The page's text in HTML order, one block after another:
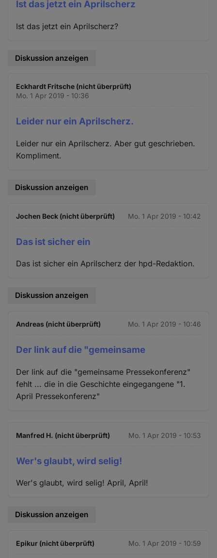
Ist das jetzt ein Aprilscherz
Ist das jetzt ein Aprilscherz?
Diskussion anzeigen
Eckhardt Fritsche (nicht überprüft)
Mo. 1 Apr 2019 - 10:36
Leider nur ein Aprilscherz.
Leider nur ein Aprilscherz. Aber gut geschrieben.
Kompliment.
Diskussion anzeigen
Jochen Beck (nicht überprüft) Mo. 1 Apr 2019 - 10:42
Das ist sicher ein
Das ist sicher ein Aprilscherz der hpd-Redaktion.
Diskussion anzeigen
Andreas (nicht überprüft) Mo. 1 Apr 2019 - 10:46
Der link auf die "gemeinsame
Der link auf die "gemeinsame Pressekonferenz"
fehlt ... die in die Geschichte eingegangene "1.
April Pressekonferenz"
Manfred H. (nicht überprüft) Mo. 1 Apr 2019 - 10:53
Wer's glaubt, wird selig!
Wer's glaubt, wird selig! April, April!
Diskussion anzeigen
Epikur (nicht überprüft) Mo. 1 Apr 2019 - 10:59